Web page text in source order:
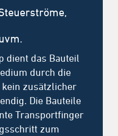
dient das Bauteil
durch die
kein zusätzlicher
Die Bauteile
Transportfinger
zum